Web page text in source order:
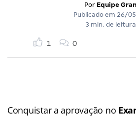
Por Equipe Gran
Publicado em 26/
3 min. de leitura
1 0
Conquistar a aprovação no